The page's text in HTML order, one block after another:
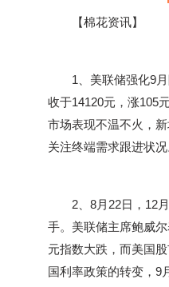
【棉花资讯】
1、美联储强化9月
收于14120元，涨105
市场表现不温不火，
关注终端需求跟进状况
2、8月22日，12月
手。美联储主席鲍威
元指数大跌，而美国
国利率政策的转变，9